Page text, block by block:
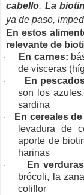
cabello. La
ya de paso,
En estos
relevante de
· En carnes:
de vísceras
· En
son los
sardina
· En cereales
levadura de
aporte de
harinas
· En
brócoli, la
coliflor